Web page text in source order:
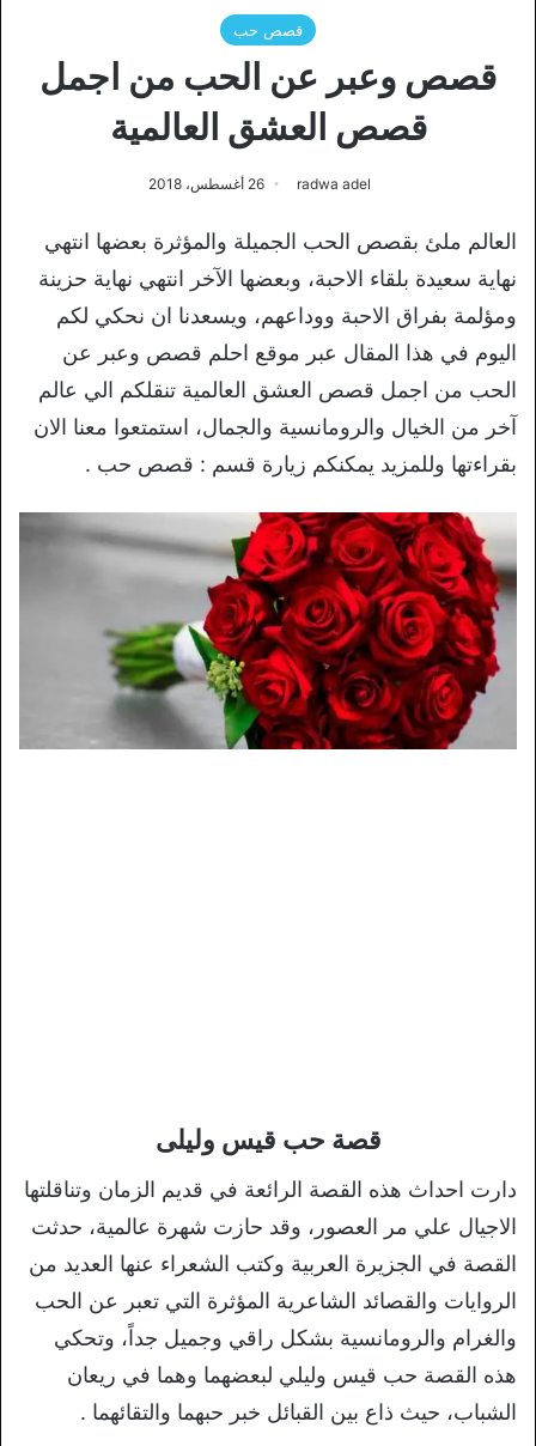
قصص حب
قصص وعبر عن الحب من اجمل
قصص العشق العالمية
radwa adel 26 أغسطس، 2018
العالم ملئ بقصص الحب الجميلة والمؤثرة بعضها انتهي
نهاية سعيدة بلقاء الاحبة، وبعضها الآخر انتهي نهاية حزينة
ومؤلمة بفراق الاحبة ووداعهم، ويسعدنا ان نحكي لكم
اليوم في هذا المقال عبر موقع احلم قصص وعبر عن
الحب من اجمل قصص العشق العالمية تنقلكم الي عالم
آخر من الخيال والرومانسية والجمال، استمتعوا معنا الان
بقراءتها وللمزيد يمكنكم زيارة قسم : قصص حب .
قصة حب قيس وليلى
دارت احداث هذه القصة الرائعة في قديم الزمان وتناقلتها
الاجيال علي مر العصور، وقد حازت شهرة عالمية، حدثت
القصة في الجزيرة العربية وكتب الشعراء عنها العديد من
الروايات والقصائد الشاعرية المؤثرة التي تعبر عن الحب
والغرام والرومانسية بشكل راقي وجميل جداً، وتحكي
هذه القصة حب قيس وليلي لبعضهما وهما في ريعان
الشباب، حيث ذاع بين القبائل خبر حبهما والتقائهما .